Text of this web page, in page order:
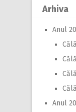
Arhiva
Anul
Anul